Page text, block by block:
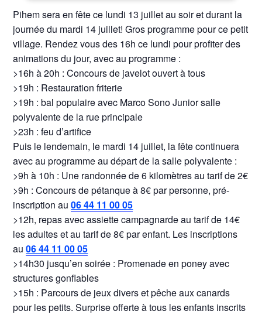
Pihem sera en fête ce lundi 13 juillet au soir et durant la
journée du mardi 14 juillet! Gros programme pour ce petit
village. Rendez vous des 16h ce lundi pour profiter des
animations du jour, avec au programme :
>16h à 20h : Concours de javelot ouvert à tous
>19h : Restauration friterie
>19h : bal populaire avec Marco Sono Junior salle
polyvalente de la rue principale
>23h : feu d’artifice
Puis le lendemain, le mardi 14 juillet, la fête continuera
avec au programme au départ de la salle polyvalente :
>9h à 10h : Une randonnée de 6 kilomètres au tarif de 2€
>9h : Concours de pétanque à 8€ par personne, pré-
inscription au06 44 11 00 05
>12h, repas avec assiette campagnarde au tarif de 14€
les adultes et au tarif de 8€ par enfant. Les inscriptions
au06 44 11 00 05
>14h30 jusqu’en soirée : Promenade en poney avec
structures gonflables
>15h : Parcours de jeux divers et pêche aux canards
pour les petits. Surprise offerte à tous les enfants inscrits